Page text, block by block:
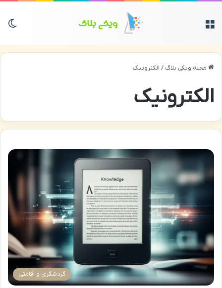
مجله ویکی بلاگ/ الکترونیک
الکترونیک
گردشگری و اقامتی